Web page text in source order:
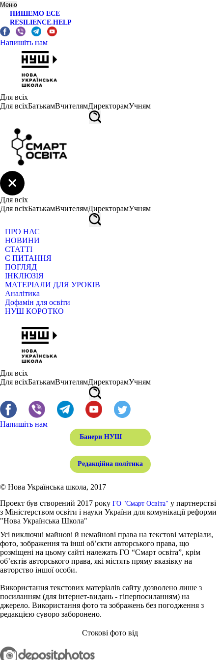
Меню
ПИШЕМО ЕСЕ
RESILIENCE.HELP
Напишіть нам
Для всіх
Для всіхБатькамВчителямДиректорамУчням
Для всіх
Для всіхБатькамВчителямДиректорамУчням
ПРО НАС
НОВИНИ
СТАТТІ
Є ПИТАННЯ
ПОГЛЯД
ІНКЛЮЗІЯ
МАТЕРІАЛИ ДЛЯ УРОКІВ
Аналітика
Дофамін для освіти
НУШ КОРОТКО
Для всіх
Для всіхБатькамВчителямДиректорамУчням
Напишіть нам
Банери НУШ
Редакційна політика
© Нова Українська школа, 2017
Проект був створений 2017 року ГО "Смарт Освіта" у партнерстві
з Міністерством освіти і науки України для комунікації реформи
"Нова Українська Школа"
Усі виключні майнові й немайнові права на текстові матеріали,
фото, зображення та інші об’єкти авторського права, що
розміщені на цьому сайті належать ГО “Смарт освіта”, крім
об’єктів авторського права, які містять пряму вказівку на
авторство іншої особи.
Використання текстових матеріалів сайту дозволено лише з
посиланням (для інтернет-видань - гіперпосиланням) на
джерело. Використання фото та зображень без погодження з
редакцією суворо заборонено.
Стокові фото від